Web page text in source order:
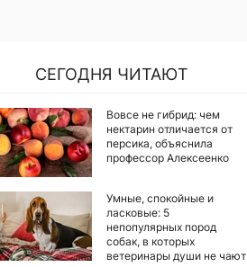
СЕГОДНЯ ЧИТАЮТ
Вовсе не гибрид: чем
нектарин отличается от
персика, объяснила
профессор Алексеенко
Умные, спокойные и
ласковые: 5
непопулярных пород
собак, в которых
ветеринары души не чают